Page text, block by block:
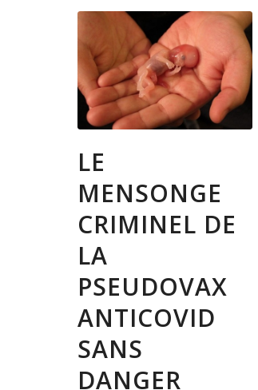
LE
MENSONGE
CRIMINEL DE
LA
PSEUDOVAX
ANTICOVID
SANS
DANGER